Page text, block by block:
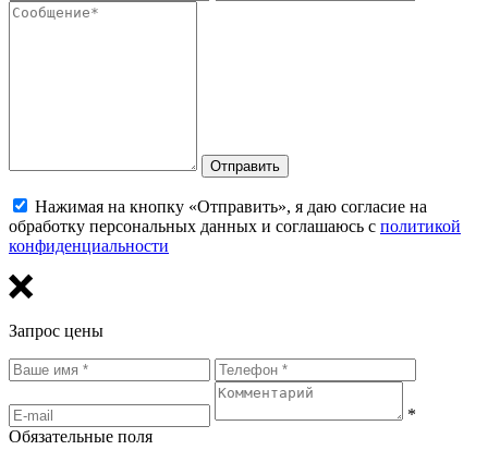
Отправить
Нажимая на кнопку «Отправить», я даю согласие на
обработку персональных данных и соглашаюсь с политикой
конфиденциальности
Запрос цены
*
Обязательные поля